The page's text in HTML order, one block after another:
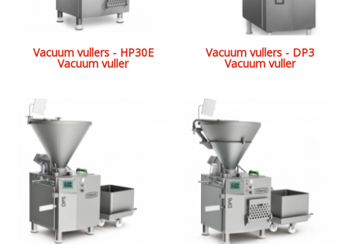
Vacuum vullers - HP30E
Vacuum vuller
Vacuum vullers - DP3
Vacuum vuller